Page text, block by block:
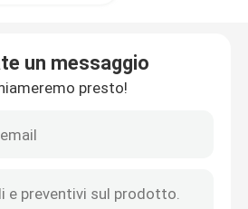
degli ostacoli laser
un messaggio
presto!